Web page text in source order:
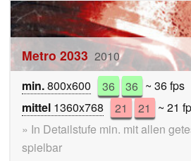
Metro 2033 2010
min.800x600 36 36 ~ 36
mittel 1360x768 21 21 ~ 21
» In Detailstufe min. mit allen
spielbar